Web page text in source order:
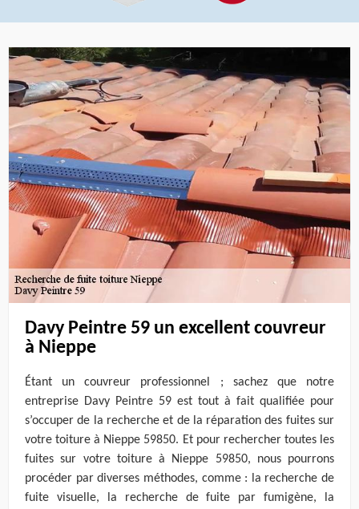
Davy Peintre 59 un excellent couvreur
à Nieppe
Étant un couvreur professionnel ; sachez que notre
entreprise Davy Peintre 59 est tout à fait qualifiée pour
s’occuper de la recherche et de la réparation des fuites sur
votre toiture à Nieppe 59850. Et pour rechercher toutes les
fuites sur votre toiture à Nieppe 59850, nous pourrons
procéder par diverses méthodes, comme : la recherche de
fuite visuelle, la recherche de fuite par fumigène, la